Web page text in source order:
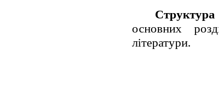
Структура
основних
літератури.